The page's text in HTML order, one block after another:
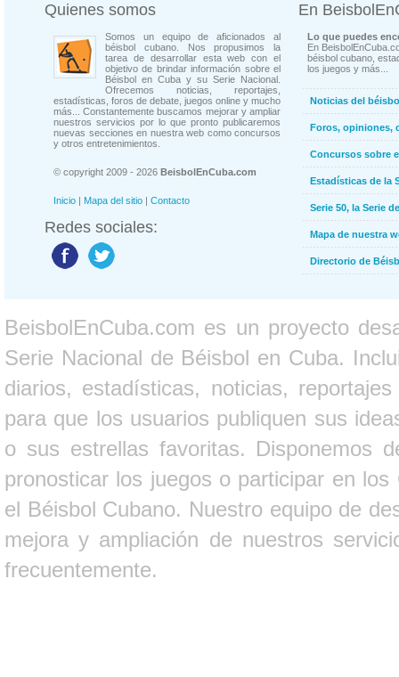
Quienes somos
Somos un equipo de aficionados al
béisbol cubano. Nos propusimos la
tarea de desarrollar esta web con el
objetivo de brindar información sobre el
Béisbol en Cuba y su Serie Nacional.
Ofrecemos noticias, reportajes,
estadísticas, foros de debate, juegos online y mucho
más... Constantemente buscamos mejorar y ampliar
nuestros servicios por lo que pronto publicaremos
nuevas secciones en nuestra web como concursos
y otros entretenimientos.
© copyright 2009 - 2026 BeisbolEnCuba.com
Inicio | Mapa del sitio | Contacto
Redes sociales:
En
Lo que puedes
En
béisbol cubano,
los juegos y más...
Noticias del
Foros, opiniones,
Concursos sobre
Estadísticas de la
Serie 50, la Serie
Mapa de nuestra
Directorio de
BeisbolEnCuba.com es un proyecto
Serie Nacional de Béisbol en Cuba.
diarios, estadísticas, noticias,
para que los usuarios publiquen sus
o sus estrellas favoritas. Disponemos
pronosticar los juegos o participar en
el Béisbol Cubano. Nuestro equipo de
mejora y ampliación de nuestros
frecuentemente.